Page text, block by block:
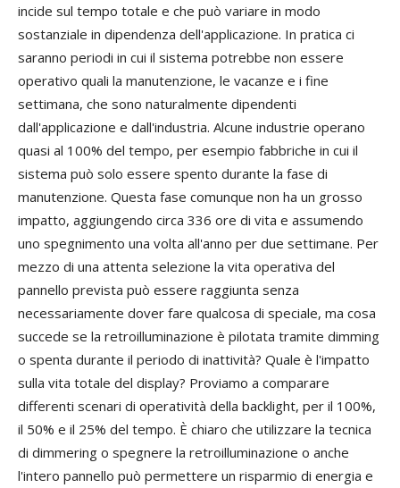
incide sul tempo totale e che può variare in modo
sostanziale in dipendenza dell'applicazione. In pratica ci
saranno periodi in cui il sistema potrebbe non essere
operativo quali la manutenzione, le vacanze e i fine
settimana, che sono naturalmente dipendenti
dall'applicazione e dall'industria. Alcune industrie operano
quasi al 100% del tempo, per esempio fabbriche in cui il
sistema può solo essere spento durante la fase di
manutenzione. Questa fase comunque non ha un grosso
impatto, aggiungendo circa 336 ore di vita e assumendo
uno spegnimento una volta all'anno per due settimane. Per
mezzo di una attenta selezione la vita operativa del
pannello prevista può essere raggiunta senza
necessariamente dover fare qualcosa di speciale, ma cosa
succede se la retroilluminazione è pilotata tramite dimming
o spenta durante il periodo di inattività? Quale è l'impatto
sulla vita totale del display? Proviamo a comparare
differenti scenari di operatività della backlight, per il 100%,
il 50% e il 25% del tempo. È chiaro che utilizzare la tecnica
di dimmering o spegnere la retroilluminazione o anche
l'intero pannello può permettere un risparmio di energia e